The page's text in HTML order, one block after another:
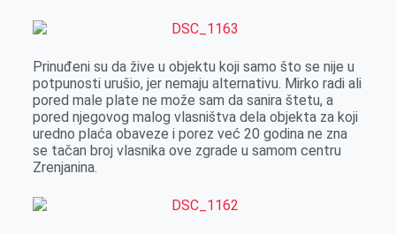
Prinuđeni su da žive u objektu koji samo što se nije u
potpunosti urušio, jer nemaju alternativu. Mirko radi ali
pored male plate ne može sam da sanira štetu, a
pored njegovog malog vlasništva dela objekta za koji
uredno plaća obaveze i porez već 20 godina ne zna
se tačan broj vlasnika ove zgrade u samom centru
Zrenjanina.